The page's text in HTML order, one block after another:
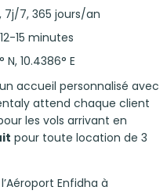
7j/7, 365 jours/an
15 minutes
N, 10.4386° E
accueil personnalisé avec
attend chaque client
les vols arrivant en
pour toute location de 3
Enfidha à